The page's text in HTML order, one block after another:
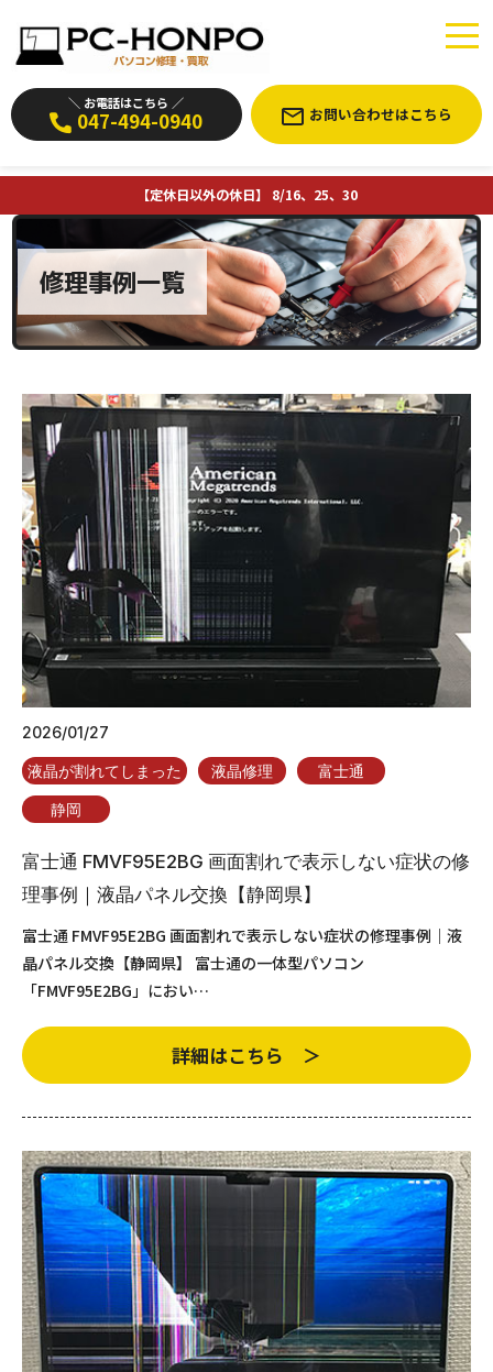
＼ お電話はこちら ／
047-494-0940 お問い合わせはこちら
【定休日以外の休日】 8/16、25、30
修理事例一覧
2026/01/27
液晶が割れてしまった 液晶修理 富士通
静岡
富士通 FMVF95E2BG 画面割れで表示しない症状の修
理事例｜液晶パネル交換【静岡県】
富士通 FMVF95E2BG 画面割れで表示しない症状の修理事例｜液
晶パネル交換【静岡県】 富士通の一体型パソコン
「FMVF95E2BG」におい…
詳細はこちら ＞